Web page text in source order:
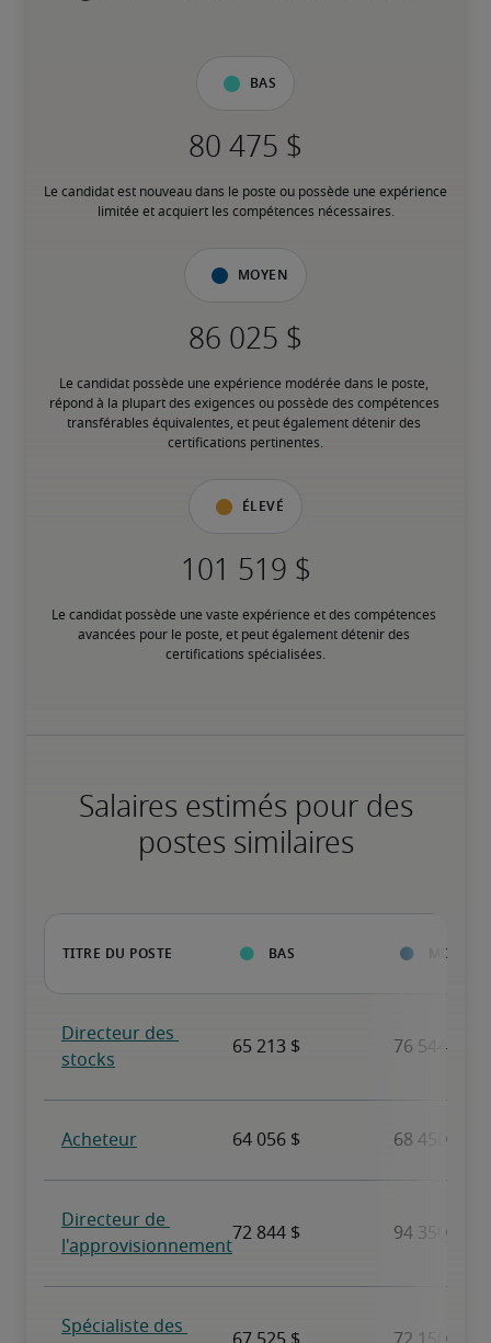
Bas
Le candidat est nouveau dans le poste ou possède une expérience
limitée et acquiert les compétences nécessaires.
Moyen
Le candidat possède une expérience modérée dans le poste,
répond à la plupart des exigences ou possède des compétences
transférables équivalentes, et peut également détenir des
certifications pertinentes.
Élevé
Le candidat possède une vaste expérience et des compétences
avancées pour le poste, et peut également détenir des
certifications spécialisées.
Salaires estimés pour des
postes similaires